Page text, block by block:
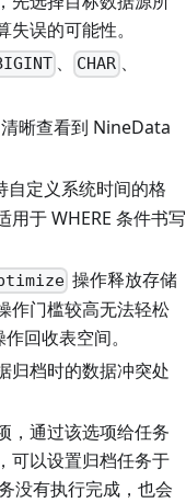
误的可能性。
、 CHAR、
清晰查看到 NineData
自定义系统时间的格
于 WHERE 条件书写
操作释放存储
作门槛较高无法轻松
回收表空间。
归档时的数据冲突处
，通过该选项给任务
可以设置归档任务于
没有执行完成，也会